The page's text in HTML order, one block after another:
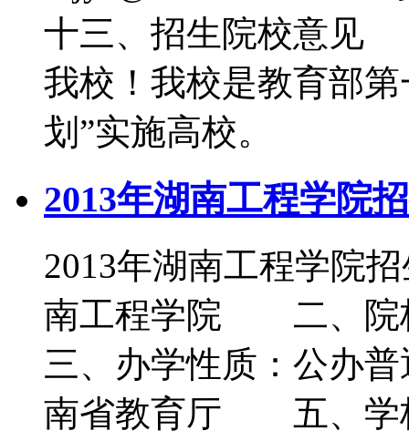
十三、招生院校意见
我校！我校是教育部
划”实施高校。
2013年湖南工程学院
2013年湖南工程学
南工程学院 二、
三、办学性质：公办
南省教育厅 五、学